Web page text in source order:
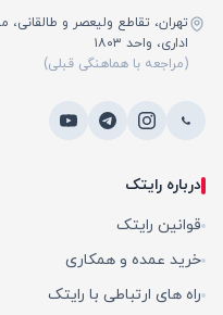
تهران، تقاطع ولیعصر و
اداری، واحد ۱۸۰۳
(مراجعه با هماهنگی قبلی)
درباره رایتک
قوانین رایتک
خرید عمده و همکاری
راه های ارتباطی با رایتک